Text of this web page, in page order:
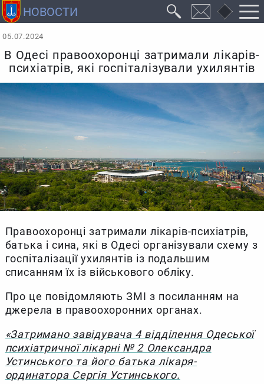
05.07.2024
В Одесі правоохоронці затримали лікарів-
психіатрів, які госпіталізували ухилянтів
Правоохоронці затримали лікарів-психіатрів,
батька і сина, які в Одесі організували схему з
госпіталізації ухилянтів із подальшим
списанням їх із військового обліку.
Про це повідомляють ЗМІ з посиланням на
джерела в правоохоронних органах.
«Затримано завідувача 4 відділення Одеської
психіатричної лікарні № 2 Олександра
Устинського та його батька лікаря-
ординатора Сергія Устинського.